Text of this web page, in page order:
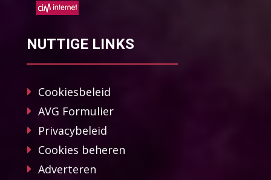
NUTTIGE LINKS
Cookiesbeleid
AVG Formulier
Privacybeleid
Cookies beheren
Adverteren